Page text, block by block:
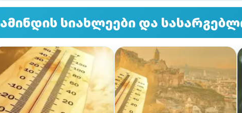
ამინდის სიახლეები და